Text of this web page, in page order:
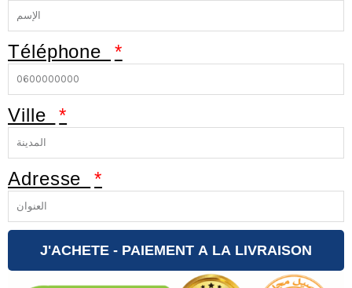
Téléphone
Ville
Adresse
J'ACHETE - PAIEMENT A LA LIVRAISON